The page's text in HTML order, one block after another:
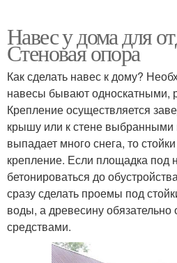
Навес у дома для
Стеновая опора
Как сделать навес к дому?
навесы бывают односкатными,
Крепление осуществляется
крышу или к стене
выпадает много снега, то
крепление. Если площадка под
бетонироваться до
сразу сделать проемы под
воды, а древесину
средствами.